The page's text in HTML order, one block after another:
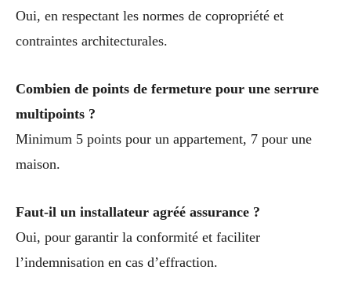
Oui, en respectant les normes de copropriété et
contraintes architecturales.
Combien de points de fermeture pour une serrure
multipoints ?
Minimum 5 points pour un appartement, 7 pour une
maison.
Faut-il un installateur agréé assurance ?
Oui, pour garantir la conformité et faciliter
l’indemnisation en cas d’effraction.